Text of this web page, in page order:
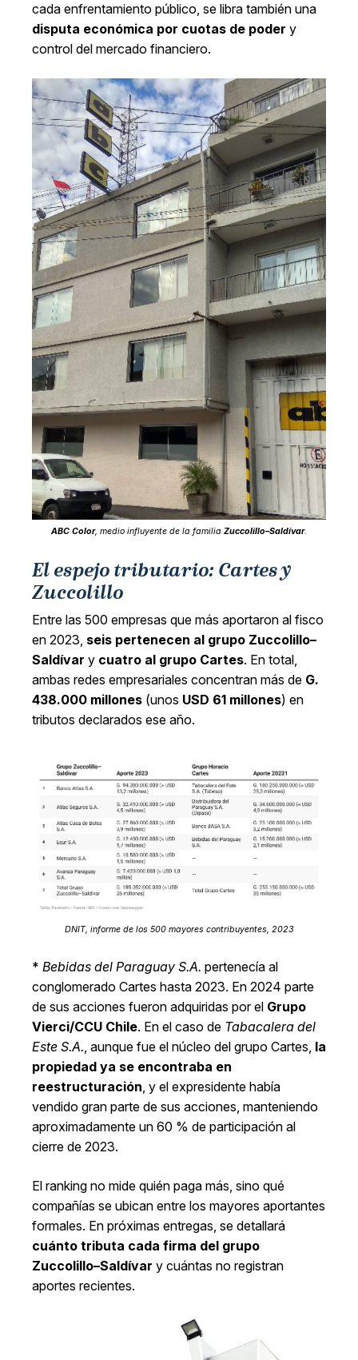
cada enfrentamiento público, se libra también una
disputa económica por cuotas de poder y
control del mercado financiero.
ABC Color, medio influyente de la familia Zuccolillo–Saldívar.
El espejo tributario: Cartes y
Zuccolillo
Entre las 500 empresas que más aportaron al fisco
en 2023, seis pertenecen al grupo Zuccolillo–
Saldívar y cuatro al grupo Cartes. En total,
ambas redes empresariales concentran más de G.
438.000 millones (unos USD 61 millones) en
tributos declarados ese año.
DNIT, informe de los 500 mayores contribuyentes, 2023
* Bebidas del Paraguay S.A. pertenecía al
conglomerado Cartes hasta 2023. En 2024 parte
de sus acciones fueron adquiridas por el Grupo
Vierci/CCU Chile. En el caso de Tabacalera del
Este S.A. , aunque fue el núcleo del grupo Cartes, la
propiedad ya se encontraba en
reestructuración , y el expresidente había
vendido gran parte de sus acciones, manteniendo
aproximadamente un 60 % de participación al
cierre de 2023.
El ranking no mide quién paga más, sino qué
compañías se ubican entre los mayores aportantes
formales. En próximas entregas, se detallará
cuánto tributa cada firma del grupo
Zuccolillo–Saldívar y cuántas no registran
aportes recientes.